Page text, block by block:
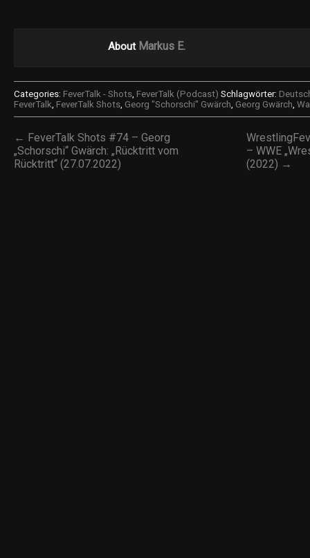
About Markus E.
Categories: FeverTalk - Shots, FeverTalk (Podcast) Schlagwörter:
FeverTalk, FeverTalk Shots, Georg "Schorschi" Gwärch, Georg Gwärch,
← FeverTalk Shots #74 – Georg
„Schorschi“ Gwärch: „Rücktritt vom
Rücktritt“ (27.07.2022)
– WWE
(2022) →